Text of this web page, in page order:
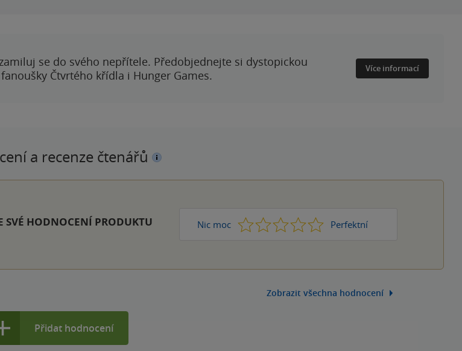
se do svého nepřítele. Předobjednejte si dystopickou
Čtvrtého křídla i Hunger Games.
Více informací
a recenze čtenářů
SVÉ HODNOCENÍ PRODUKTU Nic moc 1 2 3 4 Perfektní
5
Zobrazit všechna hodnocení
Přidat hodnocení